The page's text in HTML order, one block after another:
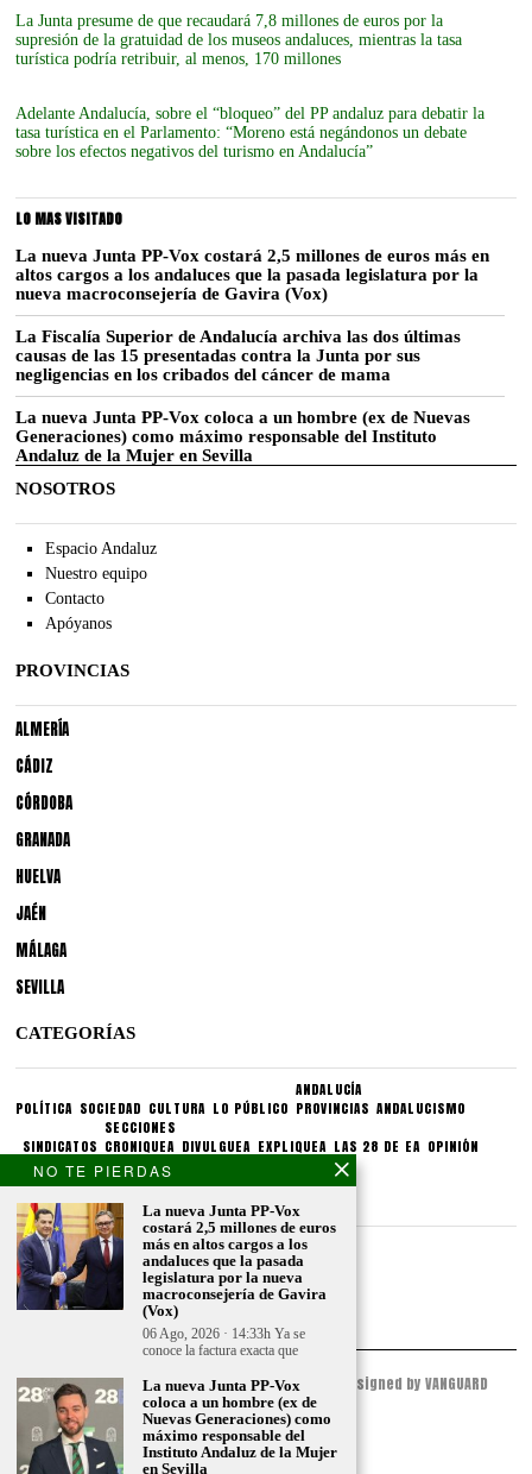
La Junta presume de que recaudará 7,8 millones de euros por la
supresión de la gratuidad de los museos andaluces, mientras la tasa
turística podría retribuir, al menos, 170 millones
Adelante Andalucía, sobre el “bloqueo” del PP andaluz para debatir la
tasa turística en el Parlamento: “Moreno está negándonos un debate
sobre los efectos negativos del turismo en Andalucía”
LO MAS VISITADO
La nueva Junta PP-Vox costará 2,5 millones de euros más en
altos cargos a los andaluces que la pasada legislatura por la
nueva macroconsejería de Gavira (Vox)
La Fiscalía Superior de Andalucía archiva las dos últimas
causas de las 15 presentadas contra la Junta por sus
negligencias en los cribados del cáncer de mama
La nueva Junta PP-Vox coloca a un hombre (ex de Nuevas
Generaciones) como máximo responsable del Instituto
Andaluz de la Mujer en Sevilla
NOSOTROS
Espacio Andaluz
Nuestro equipo
Contacto
Apóyanos
PROVINCIAS
ALMERÍA
CÁDIZ
CÓRDOBA
GRANADA
HUELVA
JAÉN
MÁLAGA
SEVILLA
CATEGORÍAS
POLÍTICA SOCIEDAD CULTURA LO PÚBLICO
ANDALUCÍA
PROVINCIAS ANDALUCISMO
SINDICATOS
SECCIONES
CRONIQUEA DIVULGUEA EXPLIQUEA LAS 28 DE EA OPINIÓN
CONDICIONES LEGALES
Aviso legal
Politica de privacidad
Politica de condiciones
© 2023 - ESPACIO ANDALUZ - All Rights Reserved. Designed by VANGUARD
PEAK
NO TE PIERDAS
La nueva Junta PP-Vox
costará 2,5 millones de euros
más en altos cargos a los
andaluces que la pasada
legislatura por la nueva
macroconsejería de Gavira
(Vox)
06 Ago, 2026 · 14:33h Ya se
conoce la factura exacta que
La nueva Junta PP-Vox
coloca a un hombre (ex de
Nuevas Generaciones) como
máximo responsable del
Instituto Andaluz de la Mujer
en Sevilla